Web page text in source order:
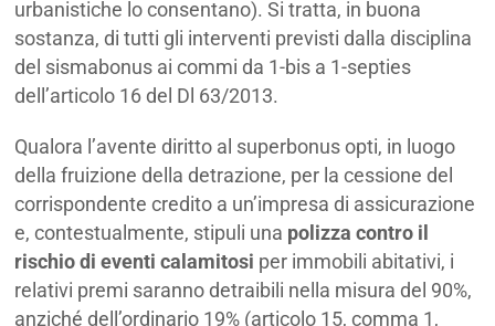
urbanistiche lo consentano). Si tratta, in buona
sostanza, di tutti gli interventi previsti dalla disciplina
del sismabonus ai commi da 1-bis a 1-septies
dell’articolo 16 del Dl 63/2013.
Qualora l’avente diritto al superbonus opti, in luogo
della fruizione della detrazione, per la cessione del
corrispondente credito a un’impresa di assicurazione
e, contestualmente, stipuli una polizza contro il
rischio di eventi calamitosi per immobili abitativi, i
relativi premi saranno detraibili nella misura del 90%,
anziché dell’ordinario 19% (articolo 15, comma 1,